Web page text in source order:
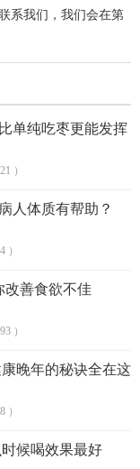
系我们，我们会在第
单纯吃枣更能发挥
）
人体质有帮助？
）
改善食欲不佳
）
晚年的秘诀全在这
）
候喝效果最好